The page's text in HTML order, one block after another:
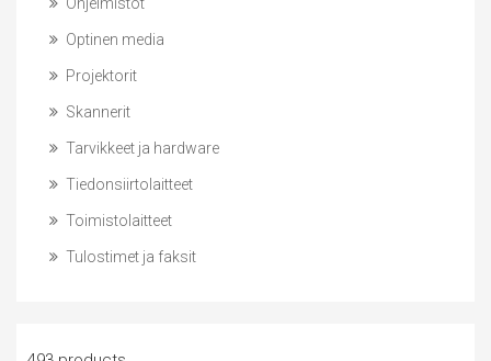
Optinen media
Projektorit
Skannerit
Tarvikkeet ja hardware
Tiedonsiirtolaitteet
Toimistolaitteet
Tulostimet ja faksit